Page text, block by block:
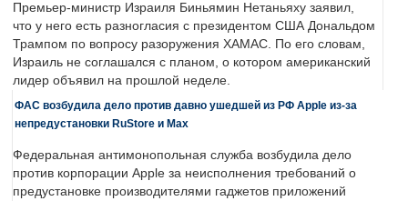
Премьер-министр Израиля Биньямин Нетаньяху заявил,
что у него есть разногласия с президентом США Дональдом
Трампом по вопросу разоружения ХАМАС. По его словам,
Израиль не соглашался с планом, о котором американский
лидер объявил на прошлой неделе.
ФАС возбудила дело против давно ушедшей из РФ Apple из-за
непредустановки RuStore и Max
Федеральная антимонопольная служба возбудила дело
против корпорации Apple за неисполнения требований о
предустановке производителями гаджетов приложений